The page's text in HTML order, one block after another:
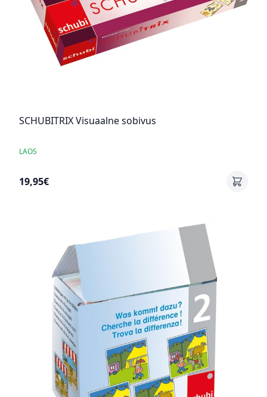
SCHUBITRIX Visuaalne sobivus
LAOS
19,95€